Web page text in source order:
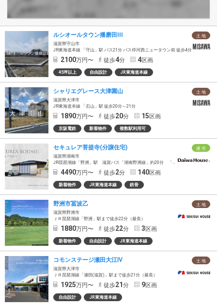
土 地
ルシオールタウン播磨田III
滋賀県守山市
JR東海道本線 「守山」駅 バス21分 バス停河西ニュータウン前 徒歩4分
2100万円〜 徒歩4分 4区画
45坪以上 自由設計 JR東海道本線
土 地
シャリエグレース大津園山
滋賀県大津市
JR東海道本線 「石山」駅 徒歩20分～21分
1890万円〜 徒歩20分 15 区画
京阪電鉄 新着物件 複数駅利用可
建 売
セキュレア菩提寺(分譲住宅)
滋賀県湖南市
JR琵琶湖線「野洲」駅 滋賀バス「湖南野洲線」約20分 「イワタニランド」バス停徒歩2分
4490万円〜 徒歩2分 140区画
新着物件 JR東海道本線 鉄骨
土 地
野洲市冨波乙
滋賀県野洲市
ＪＲ琵琶湖線「野洲」駅まで徒歩22分（最長）
1880万円〜 徒歩22分 3 区画
新着物件 自由設計 JR東海道本線
土 地
コモンステージ瀬田大江Ⅳ
滋賀県大津市
ＪＲ琵琶湖線「瀬田(滋賀)」駅まで徒歩21分（最長）
1925万円〜 徒歩21 分 9区画
自由設計 JR東海道本線